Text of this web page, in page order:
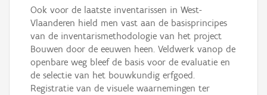
Ook voor de laatste inventarissen in West-
Vlaanderen hield men vast aan de basisprincipes
van de inventarismethodologie van het project
Bouwen door de eeuwen heen. Veldwerk vanop de
openbare weg bleef de basis voor de evaluatie en
de selectie van het bouwkundig erfgoed.
Registratie van de visuele waarnemingen ter